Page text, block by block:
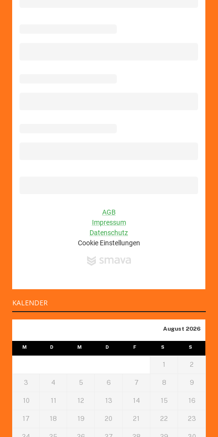
KALENDER
August 2026
M D M D F S S
1 2
3 4 5 6 7 8 9
10 11 12 13 14 15 16
17 18 19 20 21 22 23